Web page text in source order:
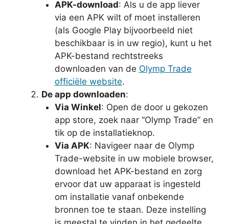
APK-download: Als u de app liever
via een APK wilt of moet installeren
(als Google Play bijvoorbeeld niet
beschikbaar is in uw regio), kunt u het
APK-bestand rechtstreeks
downloaden van de Olymp Trade
officiële website.
De app downloaden:
Via Winkel: Open de door u gekozen
app store, zoek naar “Olymp Trade” en
tik op de installatieknop.
Via APK: Navigeer naar de Olymp
Trade-website in uw mobiele browser,
download het APK-bestand en zorg
ervoor dat uw apparaat is ingesteld
om installatie vanaf onbekende
bronnen toe te staan. Deze instelling